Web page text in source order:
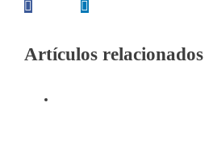
Twitter
Reddit
Artículos relacionados